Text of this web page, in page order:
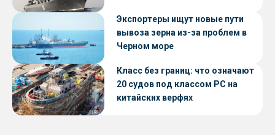
Экспортеры ищут новые пути
вывоза зерна из-за проблем в
Черном море
Класс без границ: что означают
20 судов под классом РС на
китайских верфях